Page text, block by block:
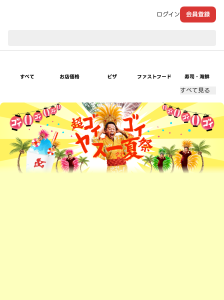
ログイン 会員登録
すべて お店価格 ピザ ファストフード 寿司・海鮮
すべて見る
超ゴイゴイヤスー夏祭